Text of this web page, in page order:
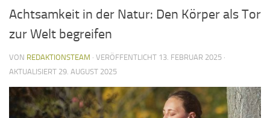
Achtsamkeit in der Natur: Den Körper als Tor
zur Welt begreifen
VON REDAKTIONSTEAM · VERÖFFENTLICHT 13. FEBRUAR 2025 ·
AKTUALISIERT 29. AUGUST 2025